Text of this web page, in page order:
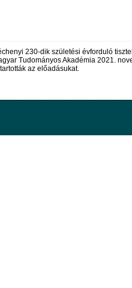
230-dik születési évforduló
Tudományos Akadémia 2021.
az előadásukat.